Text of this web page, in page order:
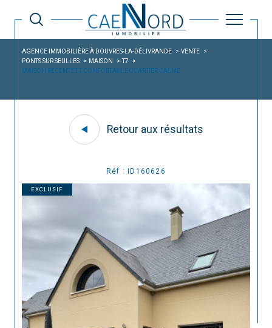
AGENCE IMMOBILIÈRE À DOUVRES-LA-DÉLIVRANDE
VENTE
PONTS SUR SEULLES
MAISON
T7
MAISON RECENTE ET CONFORTABLE QUARTIER CALME
Retour aux résultats
Réf : ID160626
EXCLUSIF